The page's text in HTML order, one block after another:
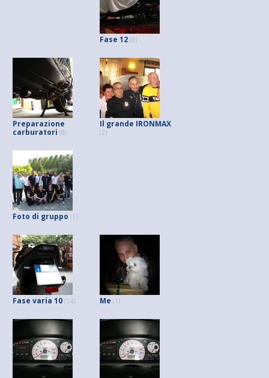
Fase 12 (8)
Preparazione
carburatori (8)
Il grande IRONMAX
(2)
Foto di gruppo (1)
Fase varia 10 (14) Me (1)